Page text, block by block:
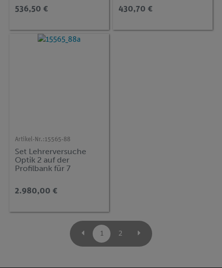
536,50 € 430,70 €
Artikel-Nr.:15565-88
Set Lehrerversuche
Optik 2 auf der
Profilbank für 7
advanced Physik OT-P2
2.980,00 €
1 2